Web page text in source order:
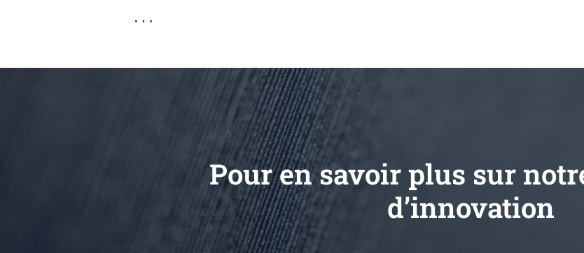
…
Pour en savoir plus sur
d’innovation